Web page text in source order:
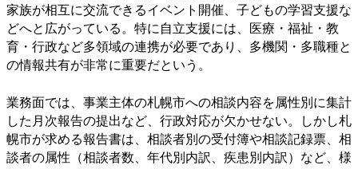
家族が相互に交流できるイベント開催、子どもの学習支援な
どへと広がっている。特に自立支援には、医療・福祉・教
育・行政など多領域の連携が必要であり、多機関・多職種と
の情報共有が非常に重要だという。
業務面では、事業主体の札幌市への相談内容を属性別に集計
した月次報告の提出など、行政対応が欠かせない。しかし札
幌市が求める報告書は、相談者別の受付簿や相談記録票、相
談者の属性（相談者数、年代別内訳、疾患別内訳）など、様